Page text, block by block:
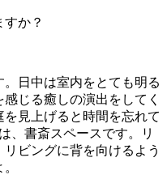
か？
日中は室内をとても明る
じる癒しの演出をしてく
見上げると時間を忘れて
、書斎スペースです。リ
ビングに背を向けるよう